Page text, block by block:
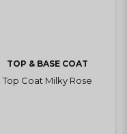
TOP & BASE COAT
Top Coat Milky Rose